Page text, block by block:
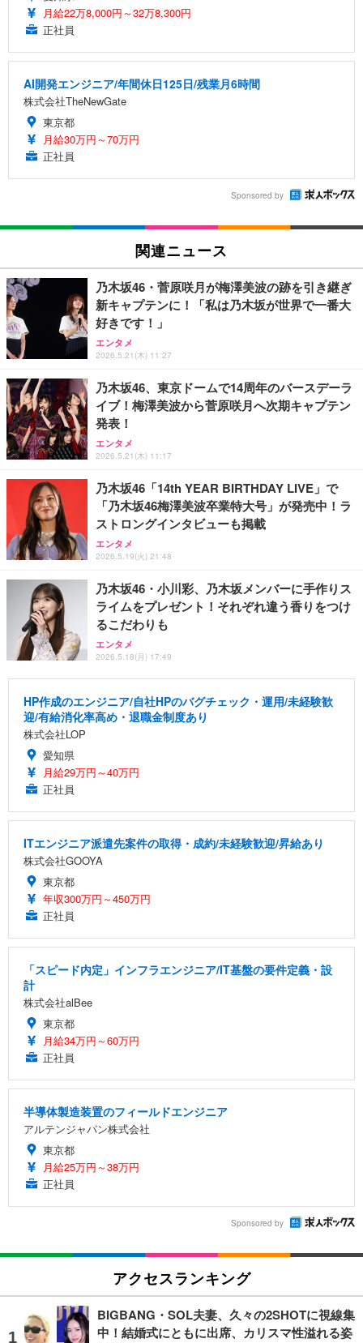
月給22万8,000円～32万8,300円
正社員
AI開発エンジニア/年間休日125日/残業月6時間
株式会社TheNewGate
東京都
月給30万円～70万円
正社員
Sponsored by
関連ニュース
乃木坂46・菅原咲月が梅澤美波の跡を引き継ぎ
新キャプテンに！「私は乃木坂が世界で一番大
好きです！」
エンタメ
2026.5.21(木) 11:27
乃木坂46、東京ドームで14周年のバースデーラ
イブ！梅澤美波から菅原咲月へ次期キャプテン
発表！
エンタメ
2026.5.21(木) 11:17
乃木坂46「14th YEAR BIRTHDAY LIVE」で
「乃木坂46梅澤美波卒業特大号」が発売中！ラ
ストロングインタビューも掲載
エンタメ
2026.5.19(火) 21:48
乃木坂46・小川彩、乃木坂メンバーに手作りス
ライムをプレゼント！それぞれ違う香りをつけ
るこだわりも
エンタメ
2026.5.18(月) 17:49
HP作成のエンジニア/自社HPのバグチェック・運用/未経験歓
迎/有給消化率高め・退職金制度あり
株式会社LOP
愛知県
月給29万円～40万円
正社員
ITエンジニア派遣先案件の取得・成約/未経験歓迎/昇給あり
株式会社GOOYA
東京都
年収300万円～450万円
正社員
「スピード内定」インフラエンジニア/IT基盤の要件定義・設
計
株式会社alBee
東京都
月給34万円～60万円
正社員
半導体製造装置のフィールドエンジニア
アルテンジャパン株式会社
東京都
月給25万円～38万円
正社員
Sponsored by
アクセスランキング
BIGBANG・SOL夫妻、久々の2SHOTに視線集
中！結婚式にともに出席、カリスマ性溢れる姿